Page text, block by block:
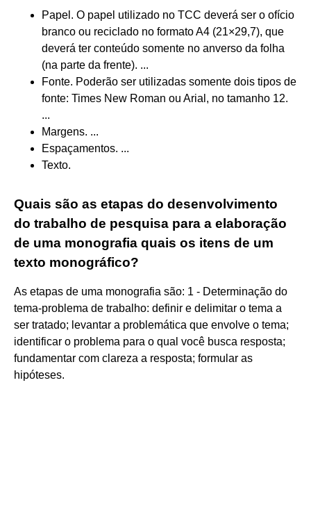
Papel. O papel utilizado no TCC deverá ser o ofício
branco ou reciclado no formato A4 (21×29,7), que
deverá ter conteúdo somente no anverso da folha
(na parte da frente). ...
Fonte. Poderão ser utilizadas somente dois tipos de
fonte: Times New Roman ou Arial, no tamanho 12.
...
Margens. ...
Espaçamentos. ...
Texto.
Quais são as etapas do desenvolvimento
do trabalho de pesquisa para a elaboração
de uma monografia quais os itens de um
texto monográfico?
As etapas de uma monografia são: 1 - Determinação do
tema-problema de trabalho: definir e delimitar o tema a
ser tratado; levantar a problemática que envolve o tema;
identificar o problema para o qual você busca resposta;
fundamentar com clareza a resposta; formular as
hipóteses.